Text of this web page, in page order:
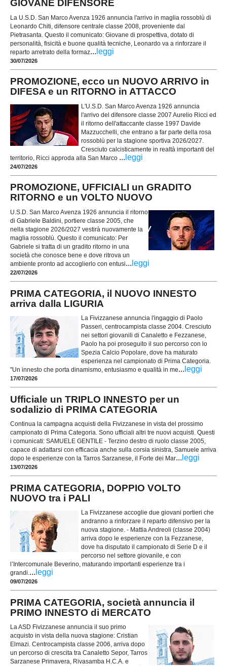
GIOVANE DIFENSORE
La U.S.D. San Marco Avenza 1926 annuncia l'arrivo in maglia rossoblù di
Leonardo Chiti, difensore centrale classe 2008, proveniente dal
Pietrasanta. Questo il comunicato: Giovane di prospettiva, dotato di
personalità, fisicità e buone qualità tecniche, Leonardo va a rinforzare il
reparto arretrato della formaz... leggi
30/07/2026
PROMOZIONE, ecco un NUOVO ARRIVO in
DIFESA e un RITORNO in ATTACCO
L'U.S.D. San Marco Avenza 1926 annuncia
l'arrivo del difensore classe 2007 Aurelio Ricci ed
il ritorno dell'attaccante classe 1997 Davide
Mazzucchelli, che entrano a far parte della rosa
rossoblù per la stagione sportiva 2026/2027.
Cresciuto calcisticamente in realtà importanti del
territorio, Ricci approda alla San Marco ... leggi
24/07/2026
PROMOZIONE, UFFICIALI un GRADITO
RITORNO e un VOLTO NUOVO
U.S.D. San Marco Avenza 1926 annuncia il ritorno
di Gabriele Baldini, portiere classe 2005, che
nella stagione 2026/2027 vestirà nuovamente la
maglia rossoblù. Questo il comunicato: Per
Gabriele si tratta di un gradito ritorno in una
società che conosce bene e dove ritrova un
ambiente pronto ad accoglierlo con entusi... leggi
22/07/2026
PRIMA CATEGORIA, il NUOVO INNESTO
arriva dalla LIGURIA
La Fivizzanese annuncia l'ingaggio di Paolo
Passeri, centrocampista classe 2004. Cresciuto
nei settori giovanili di Canaletto e Fezzanese,
Paolo ha poi proseguito il suo percorso con lo
Spezia Calcio Popolare, dove ha maturato
esperienza nel campionato di Prima Categoria.
"Un innesto che porta dinamismo, entusiasmo e qualità in me... leggi
17/07/2026
Ufficiale un TRIPLO INNESTO per un
sodalizio di PRIMA CATEGORIA
Continua la campagna acquisti della Fivizzanese in vista del prossimo
campionato di Prima Categoria. Sono ufficiali altri tre nuovi acquisti. Questi
i comunicati: SAMUELE GENTILE - Terzino destro di ruolo classe 2005,
capace di adattarsi con efficacia anche sulla corsia sinistra, Samuele arriva
dopo le esperienze con la Tarros Sarzanese, il Forte dei Mar... leggi
13/07/2026
PRIMA CATEGORIA, DOPPIO VOLTO
NUOVO tra i PALI
La Fivizzanese accoglie due giovani portieri che
andranno a rinforzare il reparto difensivo per la
nuova stagione. - Mattia Andreoli (classe 2004)
arriva dopo le esperienze con la Fezzanese,
dove ha disputato il campionato di Serie D e il
percorso nel settore giovanile, e con
l’Intercomunale Beverino, maturando importanti esperienze tra i
grandi.... leggi
09/07/2026
PRIMA CATEGORIA, società annuncia il
PRIMO INNESTO di MERCATO
La ASD Fivizzanese annuncia il suo primo
acquisto in vista della nuova stagione: Cristian
Elmazi. Centrocampista classe 2006, arriva dopo
un percorso di crescita tra Canaletto Sepor, Tarros
Sarzanese Primavera, Rivasamba H.C.A. e